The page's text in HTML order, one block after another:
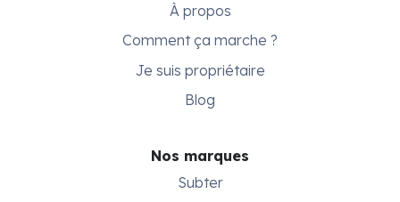
À propos
Comment ça marche ?
Je suis propriétaire
Blog
Nos marques
Subter